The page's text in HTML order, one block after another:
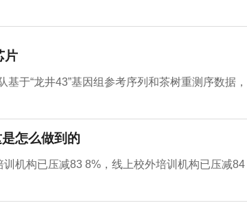
片
于“龙井43”基因组参考序列和茶树重测序数据
怎么做到的
机构已压减83 8%，线上校外培训机构已压减84